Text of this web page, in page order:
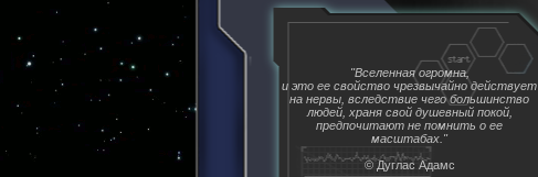
"Вселенная огромна,
и это ее свойство чрезвычайно действует
на нервы, вследствие чего большинство
людей, храня свой душевный покой,
предпочитают не помнить о ее
масштабах."
© Дуглас Адамс